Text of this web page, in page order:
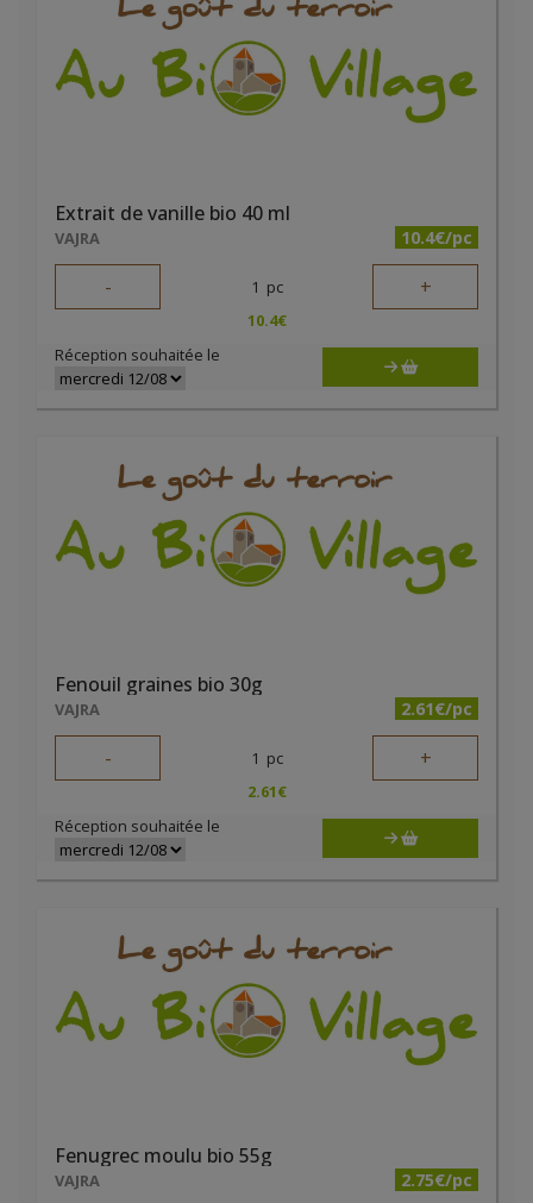
Extrait de vanille bio 40 ml
VAJRA 10.4€/pc
- 1 pc +
10.4€
Réception souhaitée le
Fenouil graines bio 30g
VAJRA 2.61€/pc
- 1 pc +
2.61€
Réception souhaitée le
Fenugrec moulu bio 55g
VAJRA 2.75€/pc